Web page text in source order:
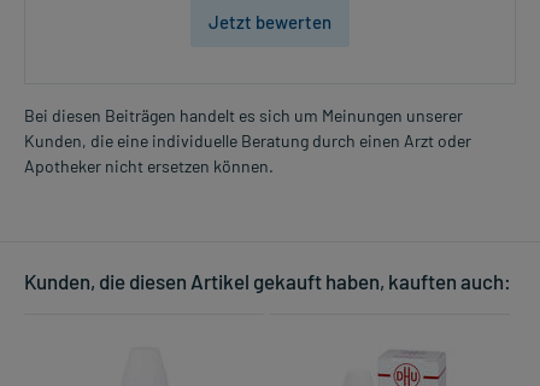
Jetzt bewerten
Bei diesen Beiträgen handelt es sich um Meinungen unserer
Kunden, die eine individuelle Beratung durch einen Arzt oder
Apotheker nicht ersetzen können.
Kunden, die diesen Artikel gekauft haben, kauften auch: